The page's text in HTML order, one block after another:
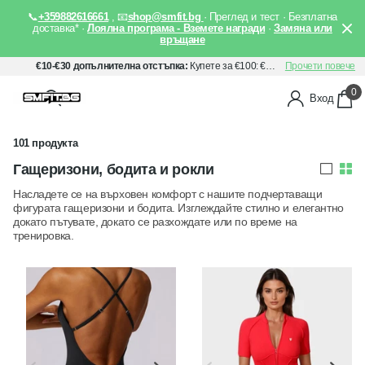
📞+359882616661 , 📧shop@smfit.bg · Преглед и тест · Безплатна
доставка* ·Лоялна програма - Вземете награди ·Замяна или
връщане
€10-€30 допълнителна отстъпка: Купете за €100: €10 отстъпка, Купете за €150: €20 отстъпка, Купете за €200: €30 отстъпка. Прилага се автоматично след добавяне на артикули в количката Ви. Прочети повече
Вход 0
101 продукта
Гащеризони, бодита и рокли
Насладете се на върховен комфорт с нашите подчертаващи
фигурата гащеризони и бодита. Изглеждайте стилно и елегантно
докато пътувате, докато се разхождате или по време на
тренировка.